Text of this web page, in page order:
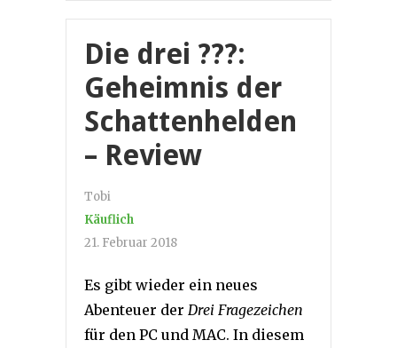
Die drei ???:
Geheimnis der
Schattenhelden
– Review
Tobi
Käuflich
21. Februar 2018
Es gibt wieder ein neues
Abenteuer der Drei Fragezeichen
für den PC und MAC. In diesem